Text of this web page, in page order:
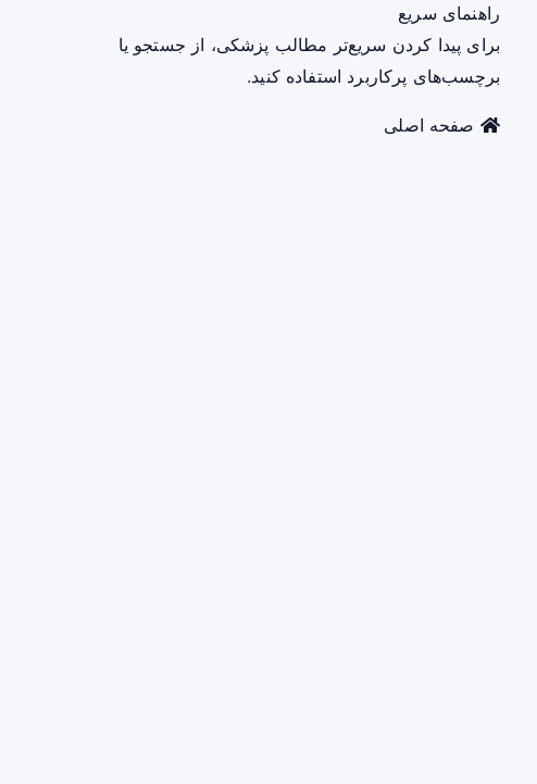
راهنمای سریع
برای پیدا کردن سریع‌تر مطالب پزشکی، از جستجو یا
برچسب‌های پرکاربرد استفاده کنید.
صفحه اصلی